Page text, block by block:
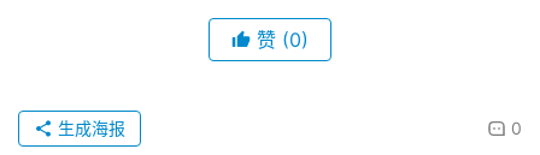
赞 (0)
0
生成海报